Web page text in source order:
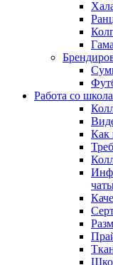
Работа со
Как